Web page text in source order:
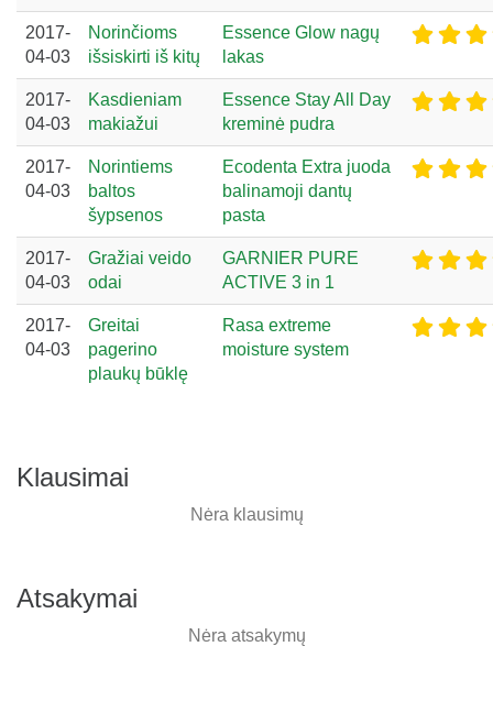
2017-
04-03
Norinčioms
išsiskirti iš kitų
Essence Glow nagų
lakas
2017-
04-03
Kasdieniam
makiažui
Essence Stay All Day
kreminė pudra
2017-
04-03
Norintiems
baltos
šypsenos
Ecodenta Extra juoda
balinamoji dantų
pasta
2017-
04-03
Gražiai veido
odai
GARNIER PURE
ACTIVE 3 in 1
2017-
04-03
Greitai
pagerino
plaukų būklę
Rasa extreme
moisture system
Klausimai
Nėra klausimų
Atsakymai
Nėra atsakymų